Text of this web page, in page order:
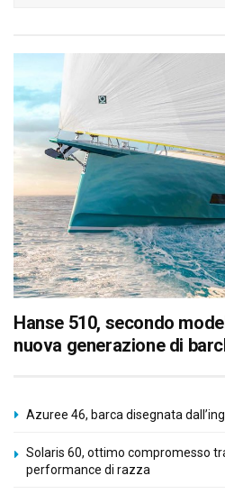
Hanse 510, secondo
nuova generazione di
Azuree 46, barca disegnata
Solaris 60, ottimo compromesso
performance di razza